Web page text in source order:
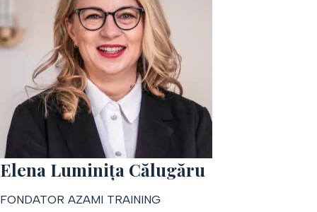
Elena Luminița Călugăru
FONDATOR AZAMI TRAINING